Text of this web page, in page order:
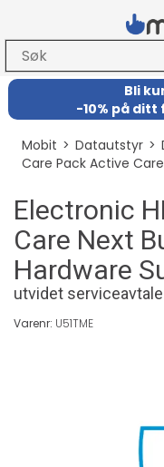
Bli
-10% på
Mobit>Datautstyr>
Care Pack Active
Electronic
Care Next
Hardware
utvidet
Varenr: U51TME